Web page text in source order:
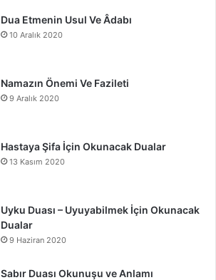
Dua Etmenin Usul Ve Âdabı
10 Aralık 2020
Namazın Önemi Ve Fazileti
9 Aralık 2020
Hastaya Şifa İçin Okunacak Dualar
13 Kasım 2020
Uyku Duası – Uyuyabilmek İçin Okunacak
Dualar
9 Haziran 2020
Sabır Duası Okunuşu ve Anlamı